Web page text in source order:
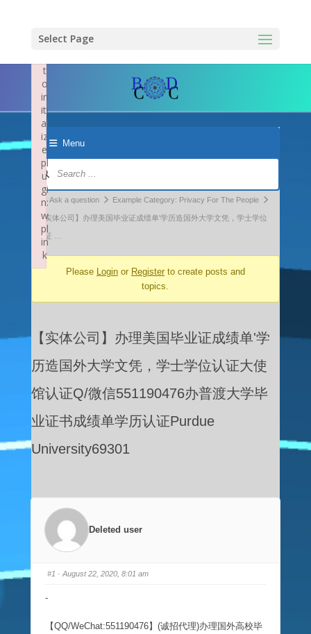
Select Page
Menu
Forum
Navigation
Forum
breadcrumbs
You
are
Ask a question Example Category: Privacy For The People
【实体公司】办理美国毕业证成绩单'学历造国外大学文凭，学士学位
认证 …
Please Loginor Registerto create posts and
topics.
【实体公司】办理美国毕业证成绩单'学
历造国外大学文凭，学士学位认证大使
馆认证Q/微信551190476办普渡大学毕
业证书成绩单学历认证Purdue
University69301
Deleted user
#1 · August 22, 2020, 8:01 am
-
【QQ/WeChat:551190476】(诚招代理)办理国外高校毕
le
t
o
in
iti
al
iz
e
pl
u
gi
n:
w
pl
in
k
Failed to initialize plugin: wplink